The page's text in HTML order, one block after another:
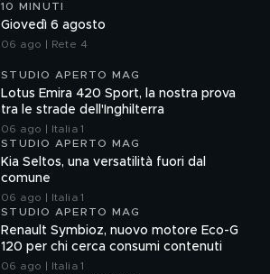
10 MINUTI
Giovedì 6 agosto
06 ago | Rete 4
STUDIO APERTO MAG
Lotus Emira 420 Sport, la nostra prova
tra le strade dell'Inghilterra
06 ago | Italia 1
STUDIO APERTO MAG
Kia Seltos, una versatilità fuori dal
comune
06 ago | Italia 1
STUDIO APERTO MAG
Renault Symbioz, nuovo motore Eco-G
120 per chi cerca consumi contenuti
06 ago | Italia 1